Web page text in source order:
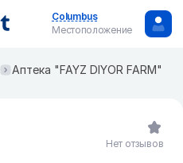
Columbus
Местоположение
Аптека "FAYZ DIYOR FARM"
Нет отзывов